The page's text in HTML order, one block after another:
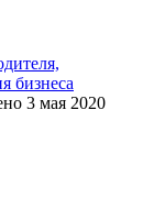
бизнеса
3 мая 2020